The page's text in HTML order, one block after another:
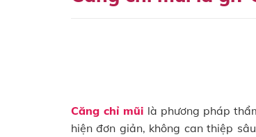
Căng chỉ mũi là phương pháp
hiện đơn giản, không can thiệp